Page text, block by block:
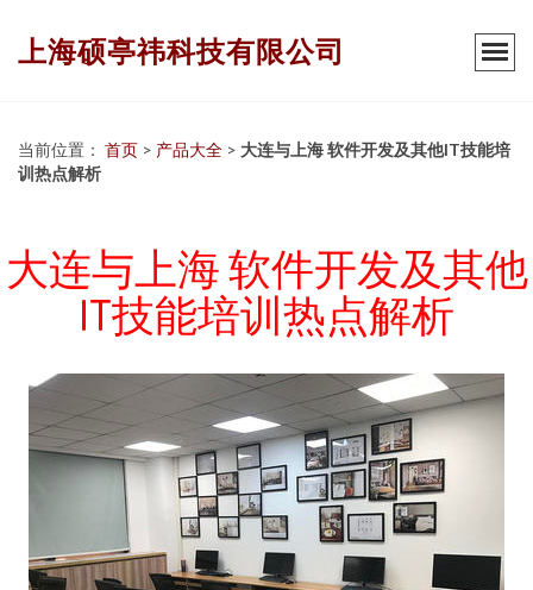
上海硕亭祎科技有限公司
当前位置： 首页 > 产品大全 > 大连与上海 软件开发及其他IT技能培
训热点解析
大连与上海 软件开发及其他
IT技能培训热点解析